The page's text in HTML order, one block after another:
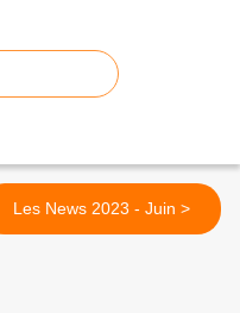
Les News 2023 - Juin >